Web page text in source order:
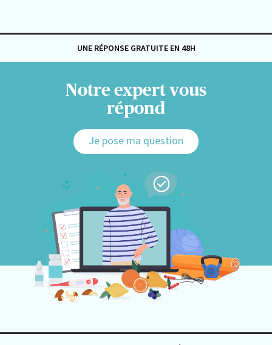
UNE RÉPONSE GRATUITE EN 48H
Notre expert vous
répond
Je pose ma question